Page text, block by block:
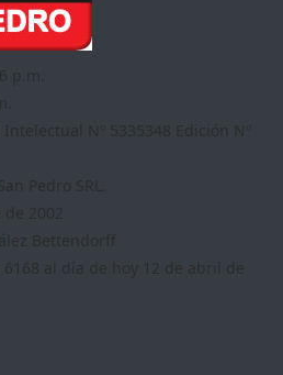
p.m.
Nº 5335348 Edición Nº
Pedro SRL.
2002
Bettendorff
6168 al día de hoy 12 de abril de